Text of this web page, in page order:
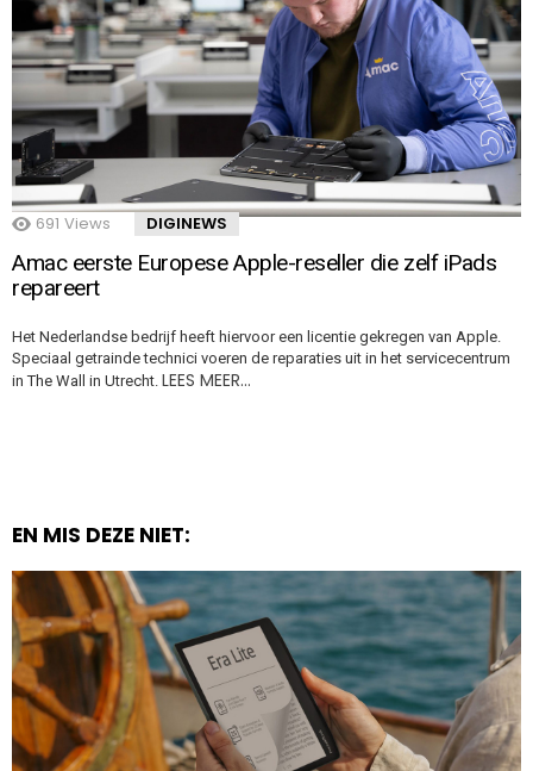
691 Views DIGINEWS
Amac eerste Europese Apple-reseller die zelf iPads
repareert
Het Nederlandse bedrijf heeft hiervoor een licentie gekregen van Apple.
Speciaal getrainde technici voeren de reparaties uit in het servicecentrum
in The Wall in Utrecht. LEES MEER…
EN MIS DEZE NIET: